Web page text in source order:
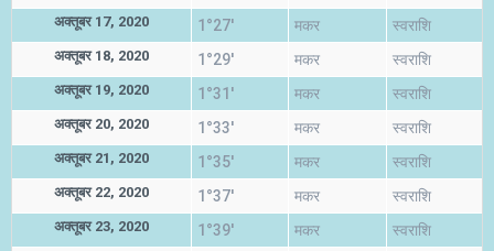
अक्तूबर 17, 2020 1°27' मकर स्वराशि
अक्तूबर 18, 2020 1°29' मकर स्वराशि
अक्तूबर 19, 2020 1°31' मकर स्वराशि
अक्तूबर 20, 2020 1°33' मकर स्वराशि
अक्तूबर 21, 2020 1°35' मकर स्वराशि
अक्तूबर 22, 2020 1°37' मकर स्वराशि
अक्तूबर 23, 2020 1°39' मकर स्वराशि